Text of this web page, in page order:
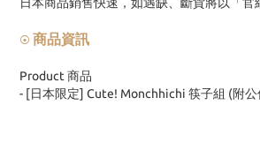
⦿ 商品資訊
Product 商品
- [日本限定] Cute! Monchhichi 筷子組 (附公